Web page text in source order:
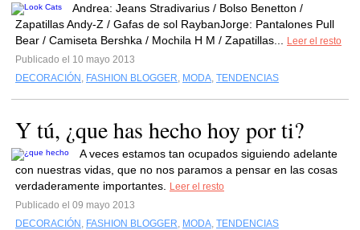
Andrea: Jeans Stradivarius / Bolso Benetton /
Zapatillas Andy-Z / Gafas de sol RaybanJorge: Pantalones Pull
Bear / Camiseta Bershka / Mochila H M / Zapatillas...
Leer el resto
Publicado el 10 mayo 2013
DECORACIÓN , FASHION BLOGGER, MODA, TENDENCIAS
Y tú, ¿que has hecho hoy por ti?
A veces estamos tan ocupados siguiendo adelante
con nuestras vidas, que no nos paramos a pensar en las cosas
verdaderamente importantes.
Leer el resto
Publicado el 09 mayo 2013
DECORACIÓN , FASHION BLOGGER, MODA, TENDENCIAS